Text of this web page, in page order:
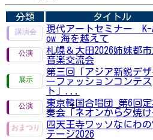
分類 タイトル
現代アートセミナー K-
ow 海を越えて
札幌＆大田2026姉妹都
音楽交流会
第三回「アジア新鋭デ
ーファッションコンテス
ト」...
東京韓国合唱団 第6回定
奏会「ネオンから夕焼
四天王寺ワッソなにわの
テージ2026